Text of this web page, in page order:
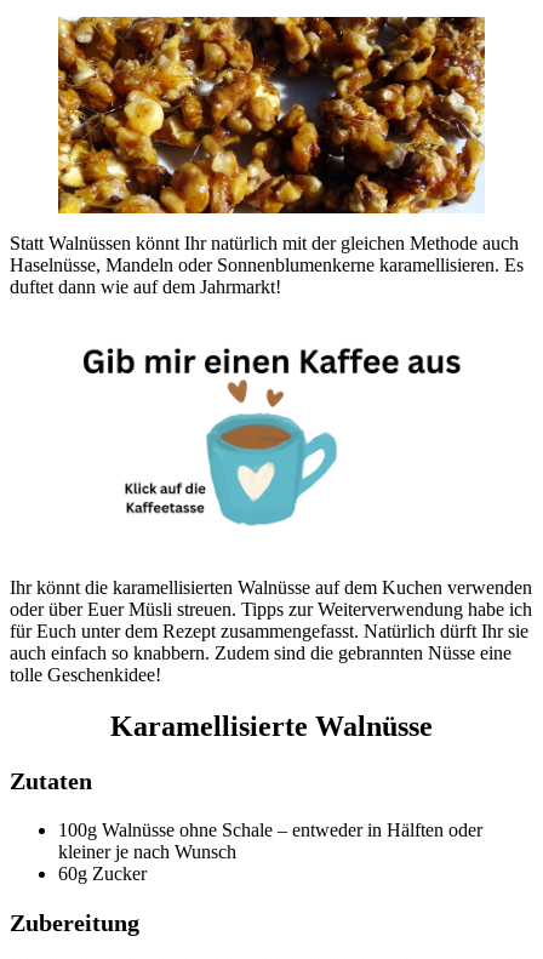
Statt Walnüssen könnt Ihr natürlich mit der gleichen Methode auch
Haselnüsse, Mandeln oder Sonnenblumenkerne karamellisieren. Es
duftet dann wie auf dem Jahrmarkt!
Ihr könnt die karamellisierten Walnüsse auf dem Kuchen verwenden
oder über Euer Müsli streuen. Tipps zur Weiterverwendung habe ich
für Euch unter dem Rezept zusammengefasst. Natürlich dürft Ihr sie
auch einfach so knabbern. Zudem sind die gebrannten Nüsse eine
tolle Geschenkidee!
Karamellisierte Walnüsse
Zutaten
100g Walnüsse ohne Schale – entweder in Hälften oder
kleiner je nach Wunsch
60g Zucker
Zubereitung